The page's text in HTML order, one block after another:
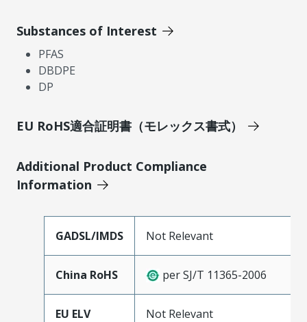
Substances of Interest
PFAS
DBDPE
DP
EU RoHS適合証明書（モレックス書式）
Additional Product Compliance
Information
GADSL/IMDS Not Relevant
China RoHS per SJ/T 11365-2006
EU ELV Not Relevant